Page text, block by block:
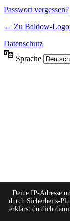
Alternative:
Passwort vergessen?
← Zu Baldow-
Datenschutz
Sprache
Deine IP-Adresse
durch Sicherheits-
erklärst du dich